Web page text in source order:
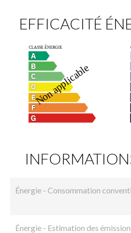
EFFICACITÉ
Énergie - Consommation
Énergie - Estimation des